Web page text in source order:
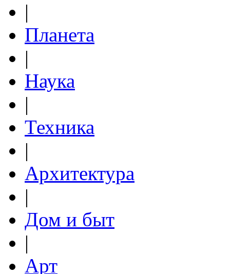
|
Планета
|
Наука
|
Техника
|
Архитектура
|
Дом и быт
|
Арт